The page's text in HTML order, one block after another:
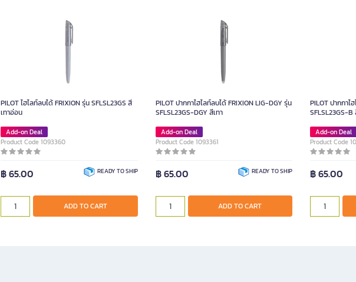
PILOT ไฮไลท์ลบได้ FRIXION รุ่น SFLSL23GS สี
เทาอ่อน
Add-on Deal
Product Code 1093360
฿ 65.00 READY TO SHIP
ADD TO CART
PILOT ปากกาไฮไลท์ลบได้ FRIXION LIG-DGY รุ่น
SFLSL23GS-DGY สีเทา
Add-on Deal
Product Code 1093361
฿ 65.00 READY TO SHIP
ADD TO CART
PILOT ปากกาไ
SFLSL23GS-B
Add-on Deal
Product Code
฿ 65.00